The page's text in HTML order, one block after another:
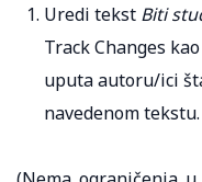
Uredi tekst Biti
Track Changes
uputa autoru/ici
navedenom tekstu.